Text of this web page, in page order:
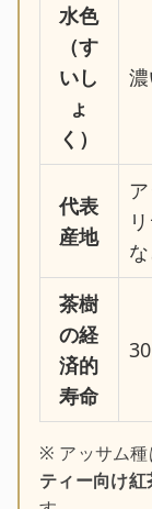
水色
（す
いし
ょ
く）
代表
産地
茶樹
の経
済的
寿命
※ アッサム種
ティー向け